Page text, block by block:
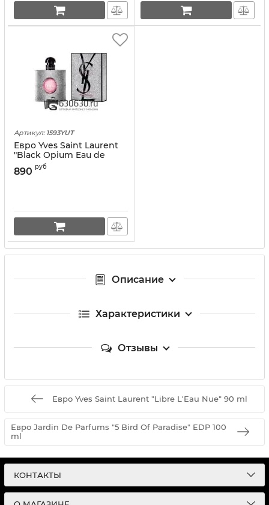
Артикул: 1593YUT
Евро Yves Saint Laurent
"Black Opium Eau de
Parfum Glitter" 90 ml
оптом
890 руб
Описание
Характеристики
Отзывы
Евро Yves Saint Laurent "Libre L'Eau Nue" 90 ml
Евро Jardin De Parfums "5 Bird Of Paradise" EDP 100
ml
КОНТАКТЫ